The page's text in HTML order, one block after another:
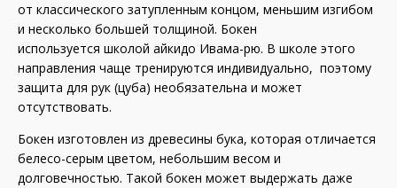
от классического затупленным концом, меньшим изгибом
и несколько большей толщиной. Бокен
используется школой айкидо Ивама-рю. В школе этого
направления чаще тренируются индивидуально, поэтому
защита для рук (цуба) необязательна и может
отсутствовать.
Бокен изготовлен из древесины бука, которая отличается
белесо-серым цветом, небольшим весом и
долговечностью. Такой бокен может выдержать даже